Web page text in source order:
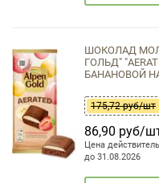
ШОКОЛАД
ГОЛЬД"
БАНАНОВОЙ
175,72 руб/шт
86,90 руб/
Цена
до 31.08.2026